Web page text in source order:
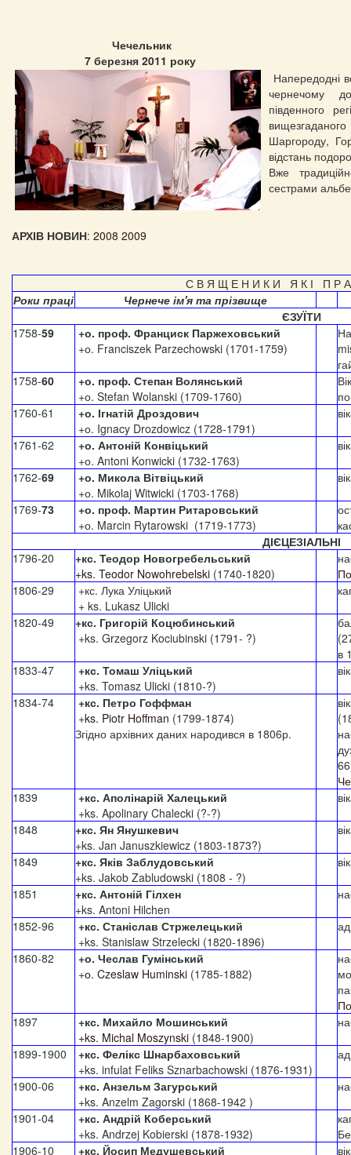
Чечельник
7 березня 2011 року
Напередодні
чернечому
південного
Шаргороду,
відстань
Вже
сестрами
АРХІВ НОВИН: 2008 2009
С В Я Щ Е Н И К И Я К І П Р
Роки праці
Чернече ім'я та прізвище
ЄЗУЇТИ
1758-59
+о. проф. Франциск Паржеховський
+о. Franciszek Parzechowski (1701-1759)
1758-60 +о. проф. Степан Волянський
+о. Stefan Wolanski (1709-1760)
1760-61
+о. Ігнатій Дроздович
+о. Ignacy Drozdowicz (1728-1791)
1761-62
+о. Антоній Конвіцький
+о. Antoni Konwicki (1732-1763)
1762-69
+о. Микола Вітвіцький
+о. Mikolaj Witwicki (1703-1768)
1769-73 +о. проф. Мартин Ритаровський
+о. Marcin Rytarowski (1719-1773)
ДІЄЦЕЗІАЛЬНІ
1796-20
+кс. Теодор Новогребельський
+ks. Teodor Nowohrebelski (1740-1820)
1806-29
+кс. Лука Уліцький
+ ks. Lukasz Ulicki
1820-49
+кс. Григорій Коцюбинський
+ks. Grzegorz Kociubinski (1791- ?)
в
1833-47
+кс. Томаш Уліцький
+ks. Tomasz Ulicki (1810-?)
1834-74
+кс. Петро Гоффман
+ks. Piotr Hoffman (1799-1874)
Згідно архівних даних народився в 1806р.
1839
+кс. Аполінарій Халецький
+ks. Apolinary Chalecki (?-?)
1848
+кс. Ян Янушкевич
+ks. Jan Januszkiewicz (1803-1873?)
1849
+кс. Яків Заблудовський
+ks. Jakob Zabludowski (1808 - ?)
1851
+кс. Антоній Гілхен
+ks. Antoni Hilchen
1852-96
+кс. Станіслав Стржелецький
+ks. Stanislaw Strzelecki (1820-1896)
1860-82 +о. Чеслав Гумінський
+о. Czeslaw Huminski (1785-1882)
1897
+кс. Михайло Мошинський
+ks. Michal Moszynski (1848-1900)
1899-1900
+кс. Фелікс Шнарбаховський
+ks. infulat Feliks Sznarbachowski (1876-1931)
1900-06
+кс. Анзельм Загурський
+ks. Anzelm Zagorski (1868-1942 )
1901-04
+кс. Андрій Коберський
+ks. Andrzej Kobierski (1878-1932)
1906-10
+кс. Йосип Медушевський